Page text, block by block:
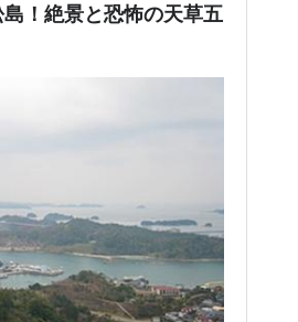
！絶景と恐怖の天草五